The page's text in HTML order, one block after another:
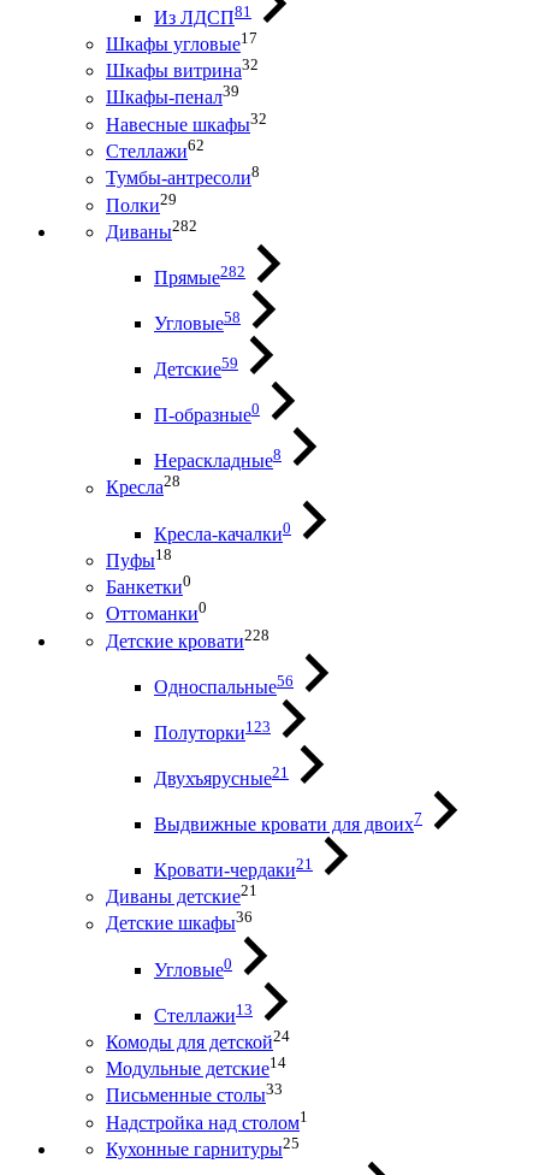
Из ЛДСП81
Шкафы угловые17
Шкафы витрина32
Шкафы-пенал39
Навесные шкафы32
Стеллажи62
Тумбы-антресоли8
Полки29
Диваны282
Прямые282
Угловые58
Детские59
П-образные0
Нераскладные8
Кресла28
Кресла-качалки0
Пуфы18
Банкетки0
Оттоманки0
Детские кровати228
Односпальные56
Полуторки123
Двухъярусные21
Выдвижные кровати для двоих7
Кровати-чердаки21
Диваны детские21
Детские шкафы36
Угловые0
Стеллажи13
Комоды для детской24
Модульные детские14
Письменные столы33
Надстройка над столом1
Кухонные гарнитуры25